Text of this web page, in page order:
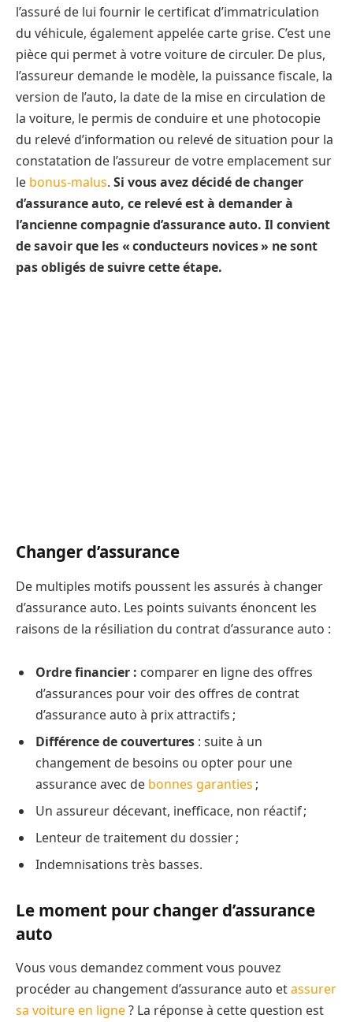
l’assuré de lui fournir le certificat d’immatriculation
du véhicule, également appelée carte grise. C’est une
pièce qui permet à votre voiture de circuler. De plus,
l’assureur demande le modèle, la puissance fiscale, la
version de l’auto, la date de la mise en circulation de
la voiture, le permis de conduire et une photocopie
du relevé d’information ou relevé de situation pour la
constatation de l’assureur de votre emplacement sur
le bonus-malus. Si vous avez décidé de changer
d’assurance auto, ce relevé est à demander à
l’ancienne compagnie d’assurance auto. Il convient
de savoir que les « conducteurs novices » ne sont
pas obligés de suivre cette étape.
Changer d’assurance
De multiples motifs poussent les assurés à changer
d’assurance auto. Les points suivants énoncent les
raisons de la résiliation du contrat d’assurance auto :
Ordre financier : comparer en ligne des offres
d’assurances pour voir des offres de contrat
d’assurance auto à prix attractifs ;
Différence de couvertures : suite à un
changement de besoins ou opter pour une
assurance avec de bonnes garanties ;
Un assureur décevant, inefficace, non réactif ;
Lenteur de traitement du dossier ;
Indemnisations très basses.
Le moment pour changer d’assurance
auto
Vous vous demandez comment vous pouvez
procéder au changement d’assurance auto etassurer
sa voiture en ligne? La réponse à cette question est